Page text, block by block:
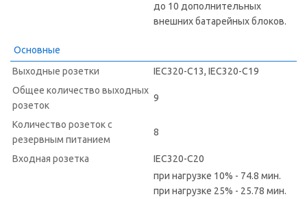
до 10 дополнительных
внешних батарейных блоков.
Основные
Выходные розетки
IEC320-C13, IEC320-C19
Общее количество выходных
розеток
9
Количество розеток с
резервным питанием
8
Входная розетка IEC320-C20
при нагрузке 10% - 74.8 мин.
при нагрузке 25% - 25.78 мин.